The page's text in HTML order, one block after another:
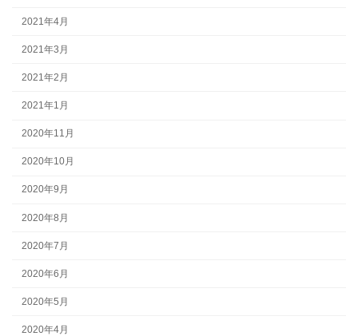
2021年4月
2021年3月
2021年2月
2021年1月
2020年11月
2020年10月
2020年9月
2020年8月
2020年7月
2020年6月
2020年5月
2020年4月